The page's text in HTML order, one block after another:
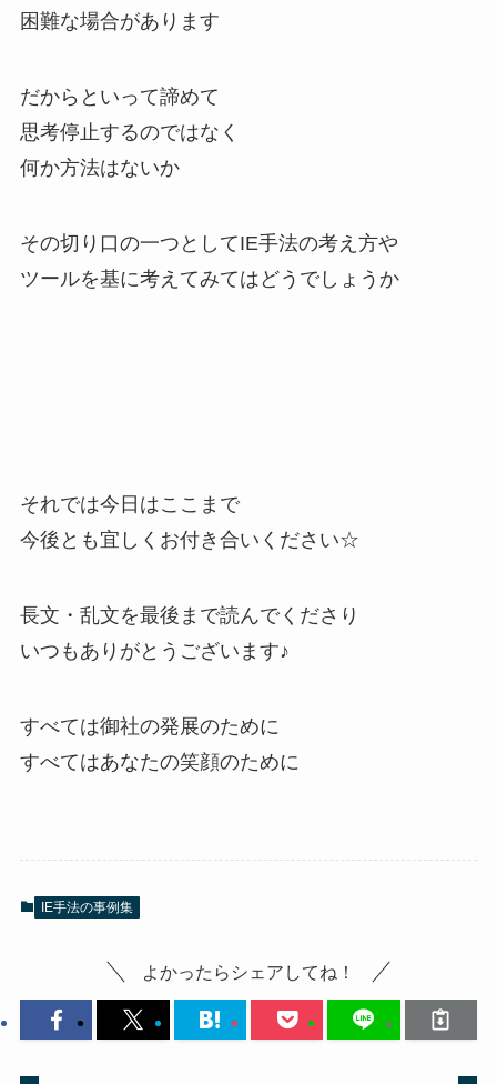
困難な場合があります
だからといって諦めて
思考停止するのではなく
何か方法はないか
その切り口の一つとしてIE手法の考え方や
ツールを基に考えてみてはどうでしょうか
それでは今日はここまで
今後とも宜しくお付き合いください☆
長文・乱文を最後まで読んでくださり
いつもありがとうございます♪
すべては御社の発展のために
すべてはあなたの笑顔のために
IE手法の事例集
よかったらシェアしてね！